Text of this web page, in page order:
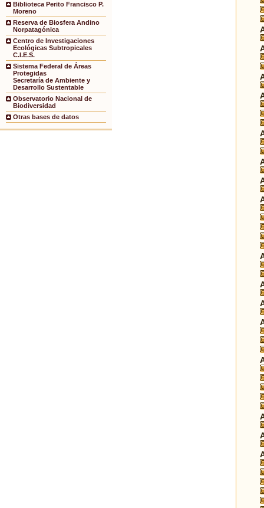
Biblioteca Perito Francisco P.
Moreno
Reserva de Biosfera Andino
Norpatagónica
Centro de Investigaciones
Ecológicas Subtropicales
C.I.E.S.
Sistema Federal de Áreas
Protegidas
Secretaría de Ambiente y
Desarrollo Sustentable
Observatorio Nacional de
Biodiversidad
Otras bases de datos